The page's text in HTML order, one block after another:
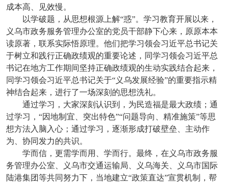
成本高、见效慢。
以学破题，从思想根源上解“惑”。学习教育开展以来，
义乌市政务服务管理办公室的党员干部静下心来，原原本本
读原著，联系实际悟原理。他们把学习领会习近平总书记关
于树立和践行正确政绩观的重要论述，同学习领会习近平总
书记在地方工作期间坚持正确政绩观的生动实践结合起来，
同学习领会习近平总书记关于“义乌发展经验”的重要指示精
神结合起来，进行了一场深刻的思想洗礼。
通过学习，大家深刻认识到，为民造福是最大政绩；通
过学习，“因地制宜、突出特色”“问题导向、精准施策”等思
想方法入脑入心；通过学习，逐渐形成打破壁垒、主动作
为、协同发力的共识。
学而信，更需学而用、学而行。最终，在义乌市政务服
务管理办公室、义乌市交通运输局、义乌海关、义乌市国际
陆港集团等共同努力下，当地建立“政策直达”宣贯机制，帮